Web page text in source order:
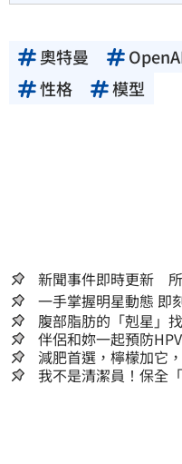
奧特曼
性格
模型
新聞事件即時更新 所
一手
腹部脂肪的「剋星」
囊，瘦出小蠻腰
伴侶和妳一起預防
減肥首選，檸檬加它
人生
我不是清潔員！保全